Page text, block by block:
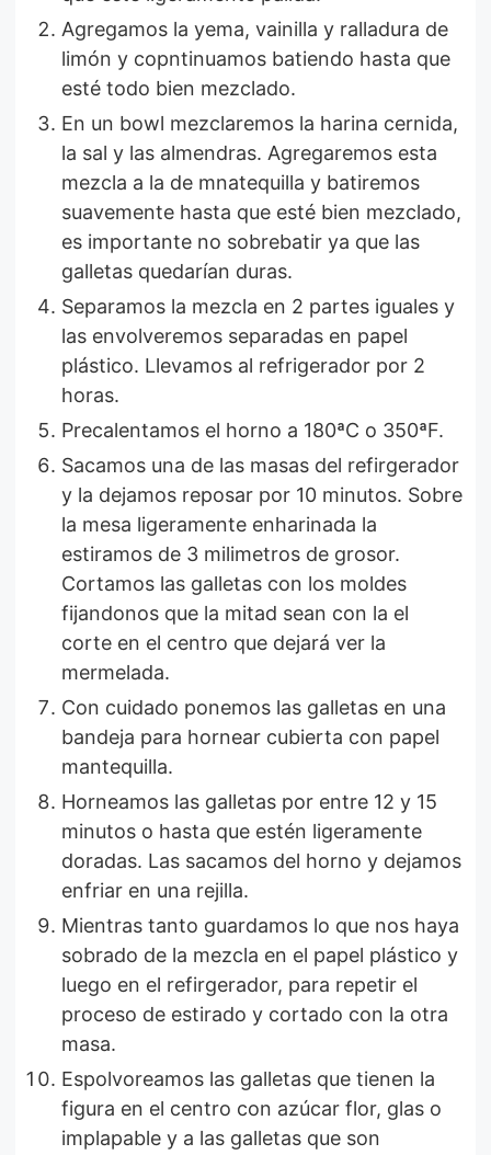
Agregamos la yema, vainilla y ralladura de
limón y copntinuamos batiendo hasta que
esté todo bien mezclado.
En un bowl mezclaremos la harina cernida,
la sal y las almendras. Agregaremos esta
mezcla a la de mnatequilla y batiremos
suavemente hasta que esté bien mezclado,
es importante no sobrebatir ya que las
galletas quedarían duras.
Separamos la mezcla en 2 partes iguales y
las envolveremos separadas en papel
plástico. Llevamos al refrigerador por 2
horas.
Precalentamos el horno a 180ªC o 350ªF.
Sacamos una de las masas del refirgerador
y la dejamos reposar por 10 minutos. Sobre
la mesa ligeramente enharinada la
estiramos de 3 milimetros de grosor.
Cortamos las galletas con los moldes
fijandonos que la mitad sean con la el
corte en el centro que dejará ver la
mermelada.
Con cuidado ponemos las galletas en una
bandeja para hornear cubierta con papel
mantequilla.
Horneamos las galletas por entre 12 y 15
minutos o hasta que estén ligeramente
doradas. Las sacamos del horno y dejamos
enfriar en una rejilla.
Mientras tanto guardamos lo que nos haya
sobrado de la mezcla en el papel plástico y
luego en el refirgerador, para repetir el
proceso de estirado y cortado con la otra
masa.
Espolvoreamos las galletas que tienen la
figura en el centro con azúcar flor, glas o
implapable y a las galletas que son